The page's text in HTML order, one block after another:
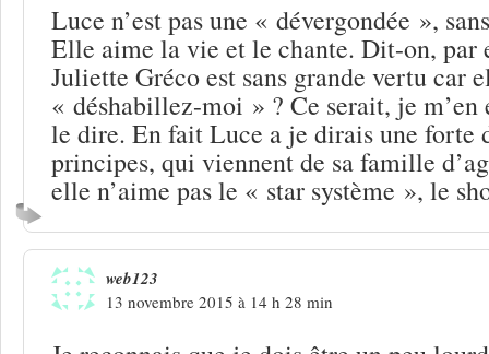
Luce n’est pas une « dévergondée »,
Elle aime la vie et le chante. Dit-on, par
Juliette Gréco est sans grande vertu car
« déshabillez-moi » ? Ce serait, je m’en
le dire. En fait Luce a je dirais une forte
principes, qui viennent de sa famille
elle n’aime pas le « star système », le
web123
13 novembre 2015 à 14 h 28 min